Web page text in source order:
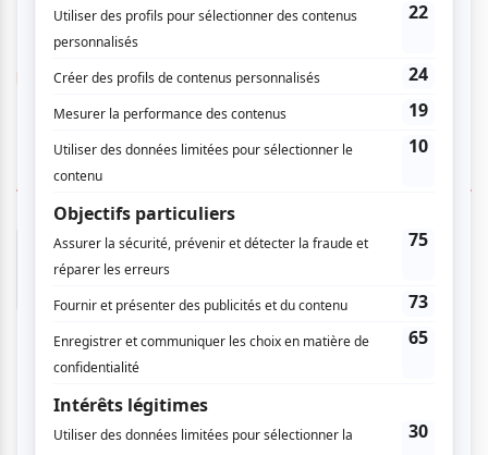
https://lecabaretnewyorkais.com
1 COMMENTAIRE DE MEMBRE
Céline R. - 2026-01-30 12:01:34
Nous avons passé une belle soirée. Un trio de
jeunes musiciens talentueux, des voix justes
avec un répertoire de quelques standards du
jazz et quelques pièces blues. Courte
présentation des pièces musicales, mais on
Petit bar intime. Son de qualité qui n'était pas
agressant. On voit bien et on entend bien
partout. Le décor était cool, les drinks sans